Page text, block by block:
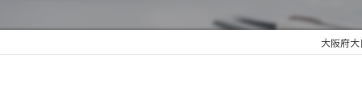
大阪府